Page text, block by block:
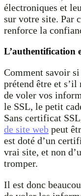
électroniques et
sur votre site. Par
renforce la
L’authentification
Comment savoir
prétend être et s’il
de voler vos
le SSL, le petit
Sans certificat
de site web peut
est doté d’un
vrai site, et non
tromper.
Il est donc